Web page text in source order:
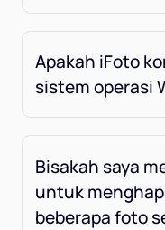
Apakah iFoto
sistem operasi
Bisakah saya
untuk
beberapa foto